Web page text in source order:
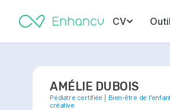
CV
AMÉLIE DUBOIS
Pédiatre certifiée | Bien-être de
créative